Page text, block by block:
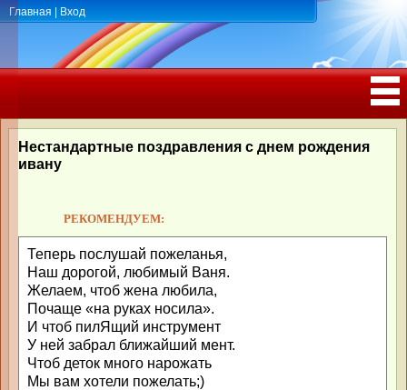
Главная Вход
РОЖДЕНИЯ, ЮБИЛЕЕМ
Нестандартные поздравления с днем рождения
ивану
РЕКОМЕНДУЕМ:
Теперь послушай пожеланья,
Наш дорогой, любимый Ваня.
Желаем, чтоб жена любила,
Почаще «на руках носила».
И чтоб пилЯщий инструмент
У ней забрал ближайший мент.
Чтоб деток много нарожать
Мы вам хотели пожелать;)